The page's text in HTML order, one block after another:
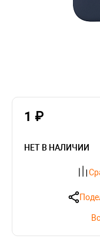
1 ₽
НЕТ В НАЛИЧИИ